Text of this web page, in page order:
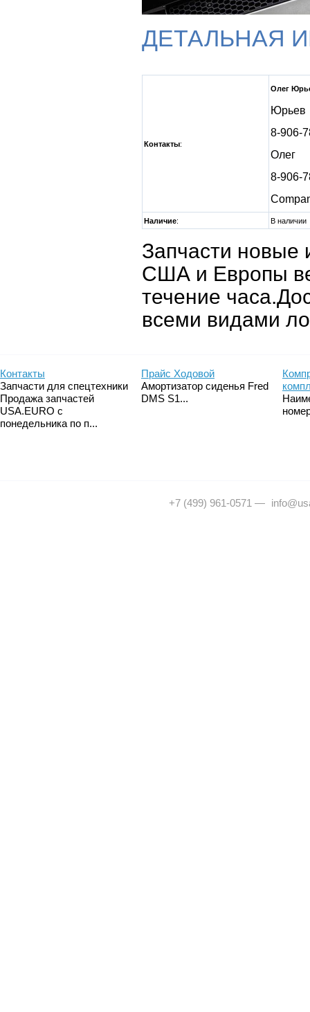
ДЕТАЛЬНАЯ
Контакты:
Олег
Юрьев
8-906-
Олег
8-906-
Наличие: В наличии
Запчасти новые
США и Европы
течение
всеми видами
Контакты
Запчасти для спецтехники
Продажа запчастей
USA.EURO с
понедельника по п...
Прайс Ходовой
Амортизатор сиденья Fred
DMS S1...
+7 (499) 961-0571 —